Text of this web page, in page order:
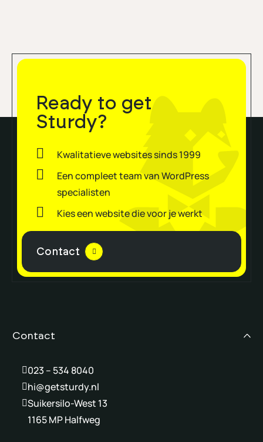
Ready to get
Sturdy?
Kwalitatieve websites sinds 1999
Een compleet team van WordPress
specialisten
Kies een website die voor je werkt
Contact
Contact
023 – 534 8040
hi@getsturdy.nl
Suikersilo-West 13
1165 MP Halfweg